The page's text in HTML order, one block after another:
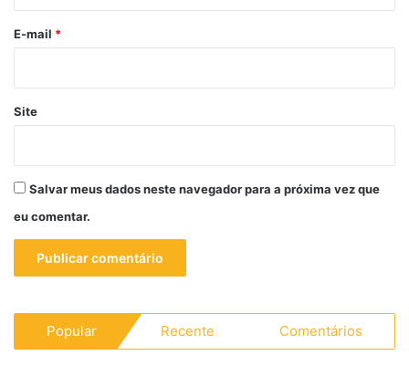
*
E-mail *
Site
Salvar meus dados neste navegador para a próxima vez que
eu comentar.
Popular Recente Comentários